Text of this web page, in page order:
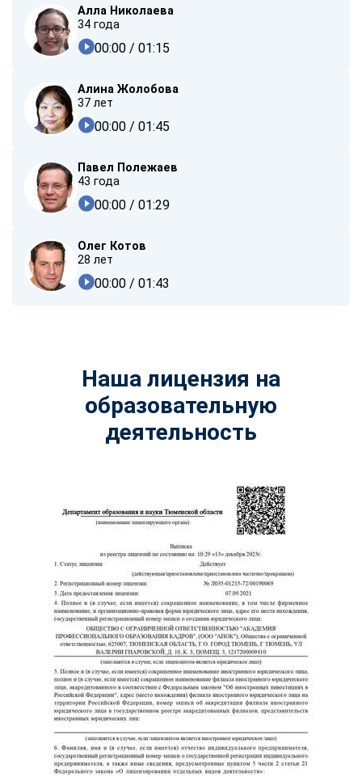
Алла Николаева
34 года
00:00 / 01:15
Алина Жолобова
37 лет
00:00 / 01:45
Павел Полежаев
43 года
00:00 / 01:29
Олег Котов
28 лет
00:00 / 01:43
Наша лицензия на
образовательную
деятельность